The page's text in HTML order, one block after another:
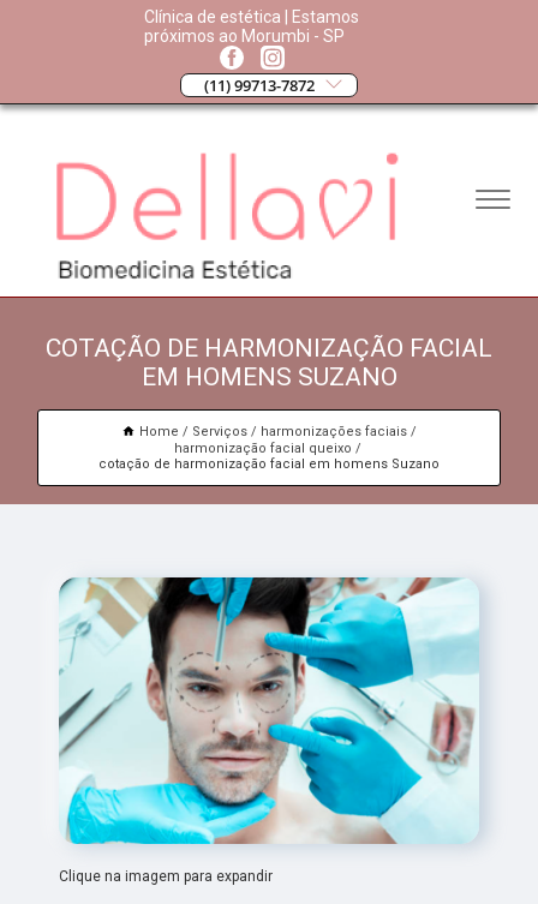
Clínica de estética | Estamos
próximos ao Morumbi - SP
(11) 99713-7872
COTAÇÃO DE HARMONIZAÇÃO FACIAL
EM HOMENS SUZANO
Home Serviços
harmonizações faciais
harmonização facial queixo
cotação de harmonização facial em homens Suzano
Clique na imagem para expandir